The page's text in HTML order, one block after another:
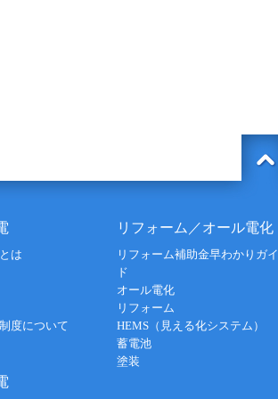
は
度について
リフォーム／オール電化
リフォーム補助金早わかりガイ
ド
オール電化
リフォーム
HEMS（見える化システム）
蓄電池
塗装